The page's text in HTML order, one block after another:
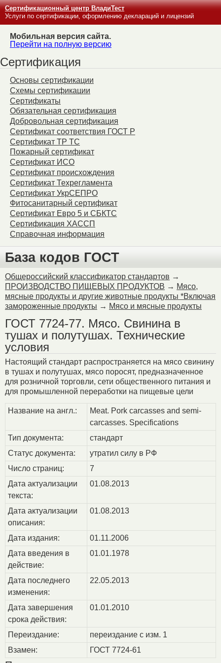
Сертификационный центр ВладиТест
Услуги по сертификации, оформлению деклараций и лицензий
Мобильная версия сайта.
Перейти на полную версию
Сертификация
Основы сертификации
Схемы сертификации
Сертификаты
Обязательная сертификация
Добровольная сертификация
Сертификат соответствия ГОСТ Р
Сертификат ТР ТС
Пожарный сертификат
Сертификат ИСО
Сертификат происхождения
Сертификат Техрегламента
Сертификат УкрСЕПРО
Фитосанитарный сертификат
Сертификат Евро 5 и СБКТС
Сертификация ХАССП
Справочная информация
База кодов ГОСТ
Общероссийский классификатор стандартов →
ПРОИЗВОДСТВО ПИЩЕВЫХ ПРОДУКТОВ → Мясо,
мясные продукты и другие животные продукты *Включая
замороженные продукты → Мясо и мясные продукты
ГОСТ 7724-77. Мясо. Свинина в
тушах и полутушах. Технические
условия
Настоящий стандарт распространяется на мясо свинину
в тушах и полутушах, мясо поросят, предназначенное
для розничной торговли, сети общественного питания и
для промышленной переработки на пищевые цели
Название на англ.:
Meat. Pork carcasses and semi-
carcasses. Specifications
Тип документа:
стандарт
Статус документа:
утратил силу в РФ
Число страниц:
7
Дата актуализации
текста:
01.08.2013
Дата актуализации
описания:
01.08.2013
Дата издания:
01.11.2006
Дата введения в
действие:
01.01.1978
Дата последнего
изменения:
22.05.2013
Дата завершения
срока действия:
01.01.2010
Переиздание:
переиздание с изм. 1
Взамен:
ГОСТ 7724-61